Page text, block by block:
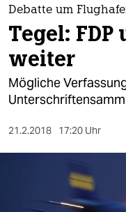
themen
politik
öko
gesellschaft
kultur
Debatte um
Tegel: FDP
weiter
Mögliche
21.2.2018 17:20 Uhr